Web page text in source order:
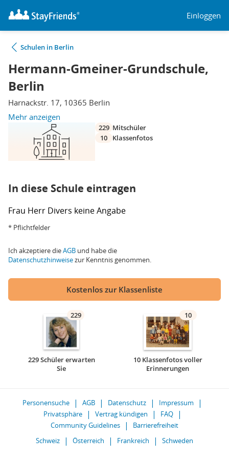
Einloggen
Schulen in Berlin
Hermann-Gmeiner-Grundschule,
Berlin
Harnackstr. 17, 10365 Berlin
Mehr anzeigen
229 Mitschüler
10
Klassenfotos
In diese Schule eintragen
Frau Herr Divers keine Angabe
* Pflichtfelder
Ich akzeptiere dieAGB und habe die
Datenschutzhinweisezur Kenntnis genommen.
Kostenlos zur Klassenliste
229
229 Schüler erwarten
Sie
10
10 Klassenfotos voller
Erinnerungen
Personensuche AGB Datenschutz
Impressum
Privatsphäre
Vertrag kündigen
FAQ
Community Guidelines
Barrierefreiheit
Schweiz
Österreich Frankreich Schweden